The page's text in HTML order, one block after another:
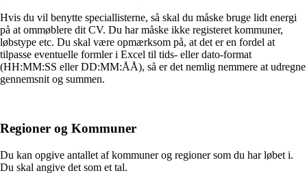
Hvis du vil benytte speciallisterne, så skal du måske bruge lidt energi
på at ommøblere dit CV. Du har måske ikke registeret kommuner,
løbstype etc. Du skal være opmærksom på, at det er en fordel at
tilpasse eventuelle formler i Excel til tids- eller dato-format
(HH:MM:SS eller DD:MM:ÅÅ), så er det nemlig nemmere at udregne
gennemsnit og summen.
Regioner og Kommuner
Du kan opgive antallet af kommuner og regioner som du har løbet i.
Du skal angive det som et tal.